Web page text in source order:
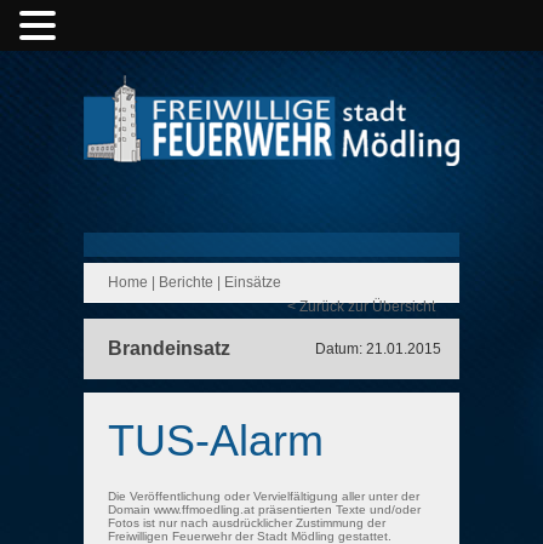
Home Berichte
Einsätze
< Zurück zur Übersicht
Brandeinsatz Datum: 21.01.2015
TUS-Alarm
Die Veröffentlichung oder Vervielfältigung aller unter der
Domain www.ffmoedling.at präsentierten Texte und/oder
Fotos ist nur nach ausdrücklicher Zustimmung der
Freiwilligen Feuerwehr der Stadt Mödling gestattet.